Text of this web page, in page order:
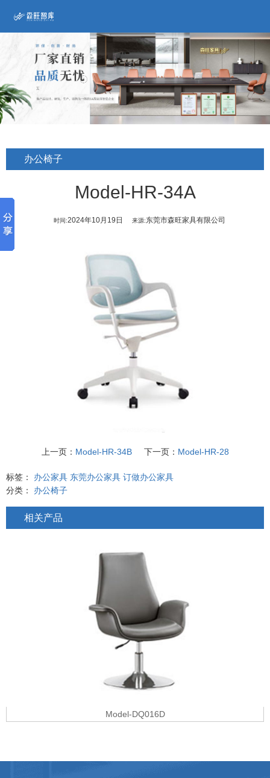
办公椅子
Model-HR-34A
时间:2024年10月19日 来源:东莞市森旺家具有限公司
上一页： Model-HR-34B 下一页： Model-HR-28
标签： 办公家具 东莞办公家具 订做办公家具
分类： 办公椅子
相关产品
Model-DQ016D